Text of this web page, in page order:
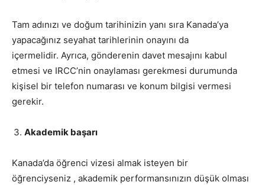
Tam adınızı ve doğum tarihinizin yanı sıra Kanada’ya
yapacağınız seyahat tarihlerinin onayını da
içermelidir. Ayrıca, gönderenin davet mesajını kabul
etmesi ve IRCC’nin onaylaması gerekmesi durumunda
kişisel bir telefon numarası ve konum bilgisi vermesi
gerekir.
Akademik başarı
Kanada’da öğrenci vizesi almak isteyen bir
öğrenciyseniz , akademik performansınızın düşük olması